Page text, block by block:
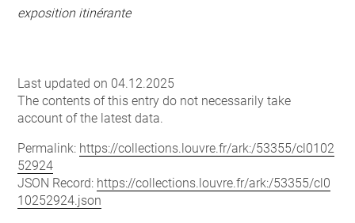
exposition itinérante
Last updated on 04.12.2025
The contents of this entry do not necessarily take
account of the latest data.
Permalink: https://collections.louvre.fr/ark:/53355/cl0102
52924
JSON Record: https://collections.louvre.fr/ark:/53355/cl0
10252924.json